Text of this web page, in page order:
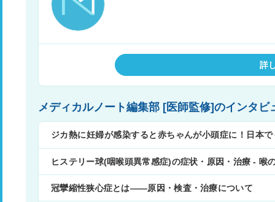
詳
メディカルノート編集部 [医師監修]のインタビ
ジカ熱に妊婦が感染すると赤ちゃんが小頭症に！日本
ヒステリー球(咽喉頭異常感症)の症状・原因・治療 - 喉
冠攣縮性狭心症とは――原因・検査・治療について